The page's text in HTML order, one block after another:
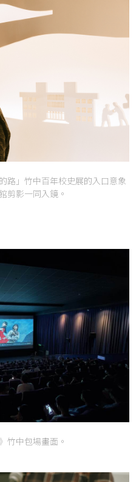
路」竹中百年校史展的入口意象
剪影一同入鏡。
竹中包場畫面。